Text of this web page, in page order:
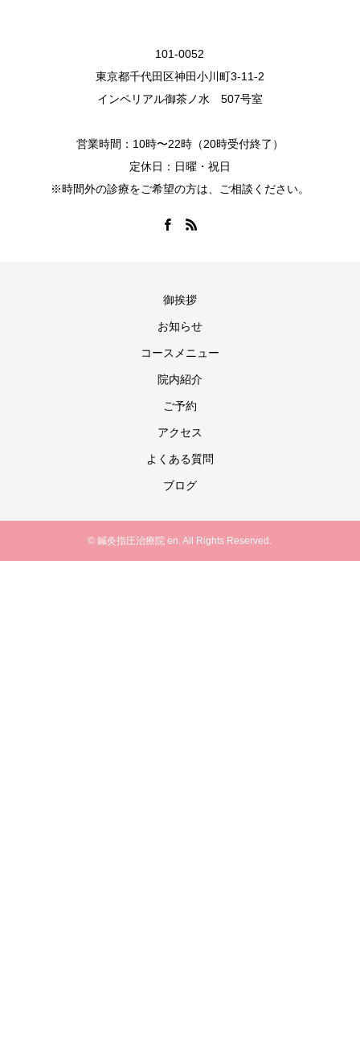
101-0052
東京都千代田区神田小川町3-11-2
インペリアル御茶ノ水 507号室
営業時間：10時〜22時（20時受付終了）
定休日：日曜・祝日
※時間外の診療をご希望の方は、ご相談ください。
御挨拶
お知らせ
コースメニュー
院内紹介
ご予約
アクセス
よくある質問
ブログ
© 鍼灸指圧治療院 en. All Rights Reserved.